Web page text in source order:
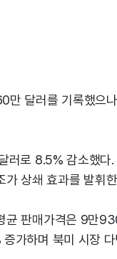
달러를 기록했으
러로 8.5% 감소했다
상쇄 효과를 발휘
균 판매가격은 9만
가하며 북미 시장